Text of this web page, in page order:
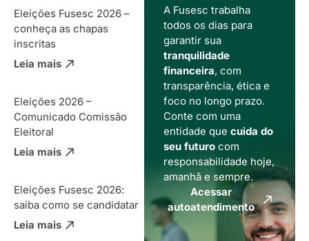
Eleições Fusesc 2026 –
conheça as chapas
inscritas
Leia mais
Eleições 2026 –
Comunicado Comissão
Eleitoral
Leia mais
Eleições Fusesc 2026:
saiba como se candidatar
Leia mais
A Fusesc trabalha
todos os dias para
garantir sua
tranquilidade
financeira, com
transparência, ética e
foco no longo prazo.
Conte com uma
entidade que cuida do
seu futurocom
responsabilidade hoje,
amanhã e sempre.
Acessar
autoatendimento